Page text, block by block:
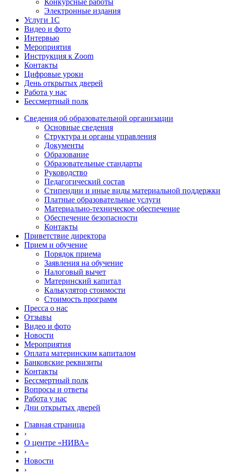
Электронные издания
Услуги 1C
Видео и фото
Интервью
Мероприятия
Инструкция к Zoom
Контакты
Цифровые уроки
День открытых дверей
Работа у нас
Бессмертный полк
Сведения об образовательной организации
Основные сведения
Структура и органы управления
Документы
Образование
Образовательные стандарты
Руководство
Педагогический состав
Стипендии и иные виды материальной поддержки
Платные образовательные услуги
Материально-техническое обеспечение
Обеспечение безопасности
Контакты
Приветствие директора
Прием и обучение
Порядок приема
Заявления на обучение
Налоговый вычет
Материнский капитал
Калькулятор стоимости
Стоимость программ
Пресса о нас
Отзывы
Видео и фото
Новости
Мероприятия
Оплата материнским капиталом
Банковские реквизиты
Контакты
Бессмертный полк
Вопросы и ответы
Работа у нас
Дни открытых дверей
Главная страница
›
О центре «НИВА»
›
Новости
›